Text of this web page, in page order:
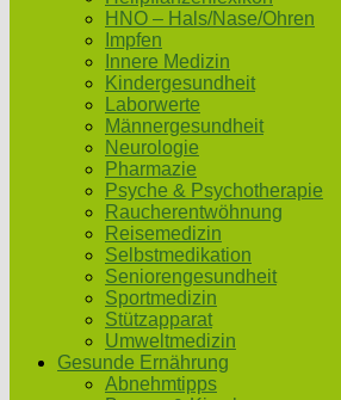
HNO – Hals/Nase/Ohren
Impfen
Innere Medizin
Kindergesundheit
Laborwerte
Männergesundheit
Neurologie
Pharmazie
Psyche & Psychotherapie
Raucherentwöhnung
Reisemedizin
Selbstmedikation
Seniorengesundheit
Sportmedizin
Stützapparat
Umweltmedizin
Gesunde Ernährung
Abnehmtipps